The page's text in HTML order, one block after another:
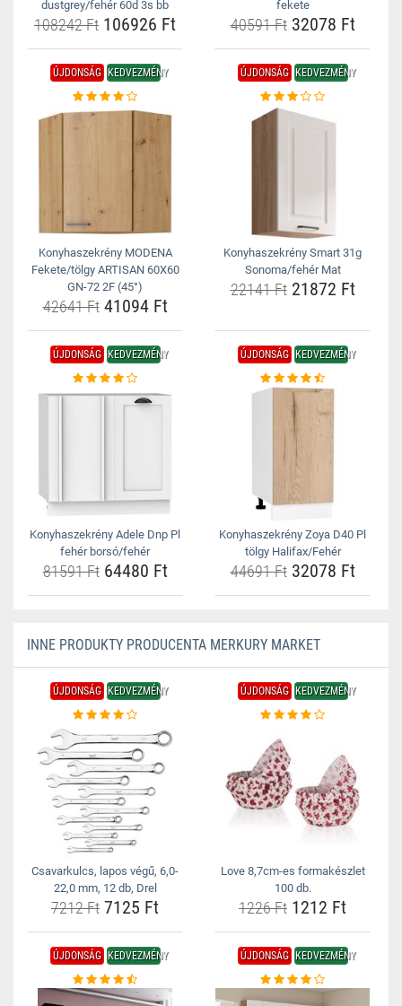
dustgrey/fehér 60d 3s bb
108242 Ft 106926 Ft
fekete
40591 Ft32078 Ft
ÚJDONSÁG KEDVEZMÉNY
Konyhaszekrény MODENA
Fekete/tölgy ARTISAN 60X60
GN-72 2F (45°)
42641 Ft41094 Ft
ÚJDONSÁG KEDVEZMÉNY
Konyhaszekrény Smart 31g
Sonoma/fehér Mat
22141 Ft21872 Ft
ÚJDONSÁG KEDVEZMÉNY
Konyhaszekrény Adele Dnp Pl
fehér borsó/fehér
81591 Ft64480 Ft
ÚJDONSÁG KEDVEZMÉNY
Konyhaszekrény Zoya D40 Pl
tölgy Halifax/Fehér
44691 Ft32078 Ft
INNE PRODUKTY PRODUCENTA MERKURY MARKET
ÚJDONSÁG KEDVEZMÉNY
Csavarkulcs, lapos végű, 6,0-
22,0 mm, 12 db, Drel
7212 Ft 7125 Ft
ÚJDONSÁG KEDVEZMÉNY
Love 8,7cm-es formakészlet
100 db.
1226 Ft 1212 Ft
ÚJDONSÁG KEDVEZMÉNY ÚJDONSÁG KEDVEZMÉNY